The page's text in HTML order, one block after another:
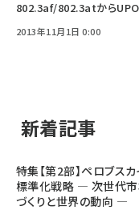
802.3af/802.3atから
2013年11月1日 0:00
新着記事
特集【第2部】ペロブス
標準化戦略 ― 次世代
づくりと世界の動向 ―